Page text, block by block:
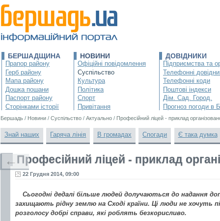
БЕРШАДЩИНА
Прапор району
Герб району
Мапа району
Дошка пошани
Паспорт району
Сторінками історії
НОВИНИ
Офіційні повідомлення
Суспільство
Культура
Політика
Спорт
Привітання
ДОВІДНИКИ
Підприємства та
Телефонні
Телефонні коди
Поштові індекси
Дім. Сад. Город.
Прогноз погоди в
Бершадь / Новини / Суспільство / Актуально / Професійний ліцей - приклад
Знай наших Гаряча лінія В громадах Спогади Є така думка
Професійний ліцей - приклад
22 Грудня 2014, 09:00
Сьогодні дедалі більше людей долучаються до надання
захищають рідну землю на Сході країни. Ці люди не хочуть
розголосу добрі справи, які роблять безкорисливо.
←